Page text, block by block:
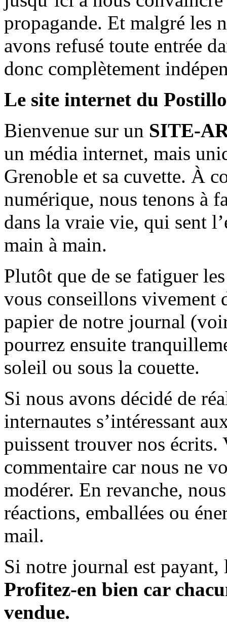
propagande. Et malgré les
avons refusé toute entrée
donc complètement
Le site internet du
Bienvenue sur un SITE-
un média internet, mais
Grenoble et sa cuvette. À
numérique, nous tenons à
dans la vraie vie, qui sent
main à main.
Plutôt que de se fatiguer
vous conseillons vivement
papier de notre journal
pourrez ensuite
soleil ou sous la couette.
Si nous avons décidé de
internautes s’intéressant
puissent trouver nos écrits.
commentaire car nous ne
modérer. En revanche,
réactions, emballées ou
mail.
Si notre journal est payant,
Profitez-en bien car
vendue.